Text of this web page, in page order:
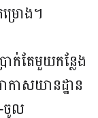
ម្រោង។
ាក់តែមួយកន្លែង
កាសយានដ្ឋាន
-ចូល